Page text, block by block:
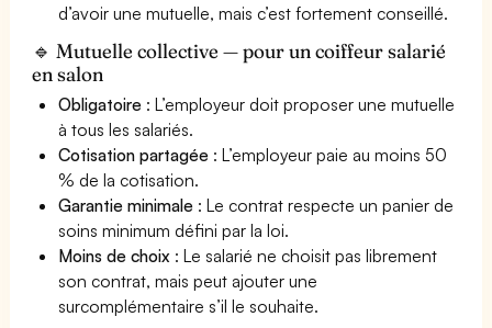
d’avoir une mutuelle, mais c’est fortement conseillé.
🔹 Mutuelle collective — pour un coiffeur salarié
en salon
Obligatoire : L’employeur doit proposer une mutuelle
à tous les salariés.
Cotisation partagée : L’employeur paie au moins 50
% de la cotisation.
Garantie minimale : Le contrat respecte un panier de
soins minimum défini par la loi.
Moins de choix : Le salarié ne choisit pas librement
son contrat, mais peut ajouter une
surcomplémentaire s’il le souhaite.